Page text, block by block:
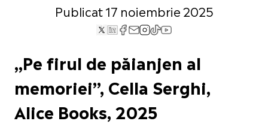
Publicat 17 noiembrie 2025
„Pe firul de păianjen al
memoriei”, Cella Serghi,
Alice Books, 2025